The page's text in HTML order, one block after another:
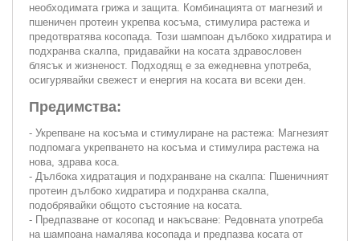
необходимата грижа и защита. Комбинацията от магнезий и
пшеничен протеин укрепва косъма, стимулира растежа и
предотвратява косопада. Този шампоан дълбоко хидратира и
подхранва скалпа, придавайки на косата здравословен
блясък и жизненост. Подходящ е за ежедневна употреба,
осигурявайки свежест и енергия на косата ви всеки ден.
Предимства:
- Укрепване на косъма и стимулиране на растежа: Магнезият
подпомага укрепването на косъма и стимулира растежа на
нова, здрава коса.
- Дълбока хидратация и подхранване на скалпа: Пшеничният
протеин дълбоко хидратира и подхранва скалпа,
подобрявайки общото състояние на косата.
- Предпазване от косопад и накъсване: Редовната употреба
на шампоана намалява косопада и предпазва косата от